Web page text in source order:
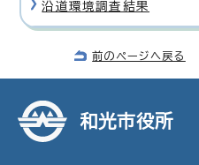
沿道環境調査結果
前のページへ戻る
和光市役所